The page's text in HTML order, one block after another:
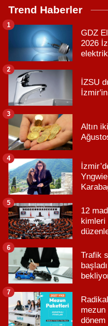
Trend Haberler
GDZ
2026
1
İZSU
2
Altın
3
4
12
kimleri
5
Trafik
6
mezun
dönem
7